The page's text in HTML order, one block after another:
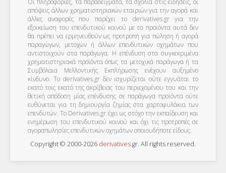
Οι πληροφορίες, τα παραδείγματα, τα σχόλια στις ειδήσεις, οι
απόψεις άλλων χρηματιστηριακών εταιριών για την αγορά και
άλλες αναφορές που παρέχει το derivatives.gr για την
εξοικείωση του επενδυτικού κοινού με τα προϊόντα αυτά δεν
θα πρέπει να ερμηνευθούν ως προτροπή για πώληση ή αγορά
παραγώγων, μετοχών ή άλλων επενδυτικών οχημάτων που
αντιστοιχούν στα παράγωγα. Η επένδυση στα συγκεκριμένα
χρηματιστηριακά προϊόντα όπως τα μετοχικά παράγωγα ή τα
Συμβόλαια Μελλοντικής Εκπλήρωσης ενέχουν αυξημένο
κίνδυνο. Το derivatives.gr δεν ισχυρίζεται ούτε εγγυάται το
εκατό τοις εκατό της ακρίβειας του περιεχομένου του και την
θετική απόδοση μίας επένδυσης σε παράγωγα προϊόντα ούτε
ευθύνεται για τη δημιουργία ζημίας στα χαρτοφυλάκια των
επενδυτών. To Derivatives.gr έχει ως στόχο την εκπαίδευση και
ενημέρωση του επενδυτικού κοινού και όχι τις προτροπές σε
αγοραπωλησίες επενδυτικών οχημάτων οποιουδήποτε είδους.
Copyright © 2000-2026 derivatives.gr. All rights reserved.